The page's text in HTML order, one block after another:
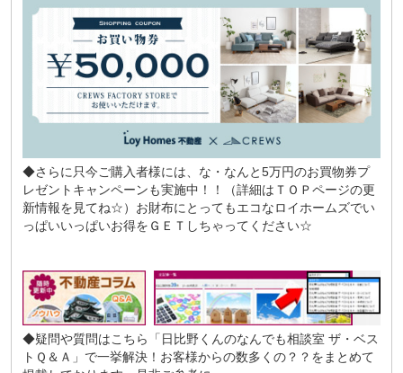
◆さらに只今ご購入者様には、な・なんと5万円のお買物券プ
レゼントキャンペーンも実施中！！（詳細はＴＯＰページの更
新情報を見てね☆）お財布にとってもエコなロイホームズでい
っぱいいっぱいお得をＧＥＴしちゃってください☆
◆疑問や質問はこちら
「日比野くんのなんでも相談室 ザ・ベス
トＱ＆Ａ」 で一挙解決！お客様からの数多くの？？をまとめて